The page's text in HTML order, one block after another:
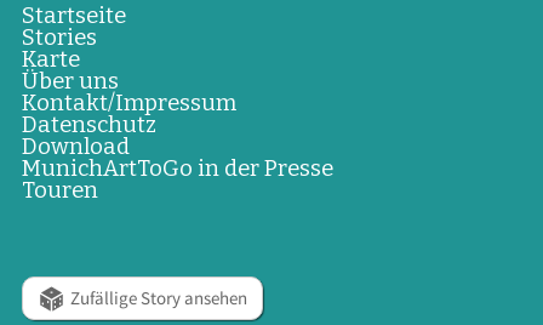
Startseite
Stories
Karte
Über uns
Kontakt/Impressum
Datenschutz
Download
MunichArtToGo in der Presse
Touren
Zufällige Story ansehen